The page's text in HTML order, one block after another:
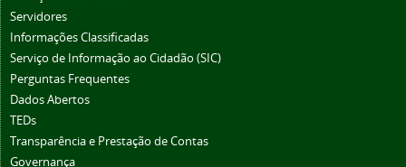
Servidores
Informações Classificadas
Serviço de Informação ao Cidadão (SIC)
Perguntas Frequentes
Dados Abertos
TEDs
Transparência e Prestação de Contas
Governança